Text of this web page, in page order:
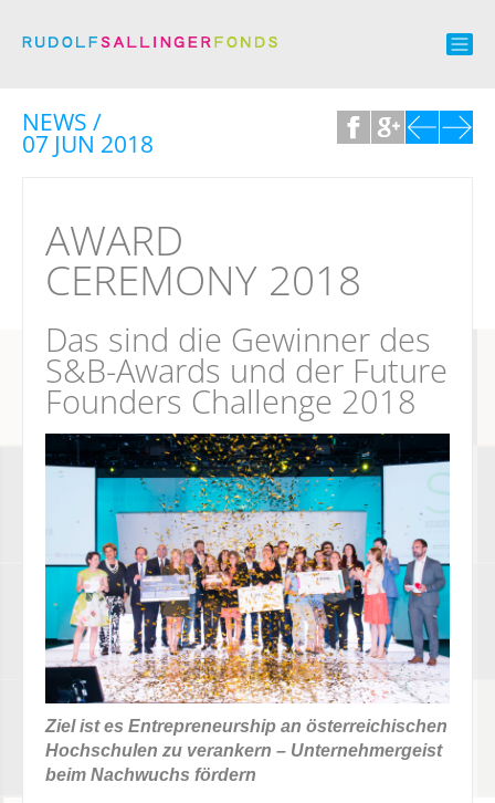
NEWS /
07 JUN 2018
AWARD
CEREMONY 2018
Das sind die Gewinner des
S&B-Awards und der Future
Founders Challenge 2018
Ziel ist es Entrepreneurship an österreichischen
Hochschulen zu verankern – Unternehmergeist
beim Nachwuchs fördern